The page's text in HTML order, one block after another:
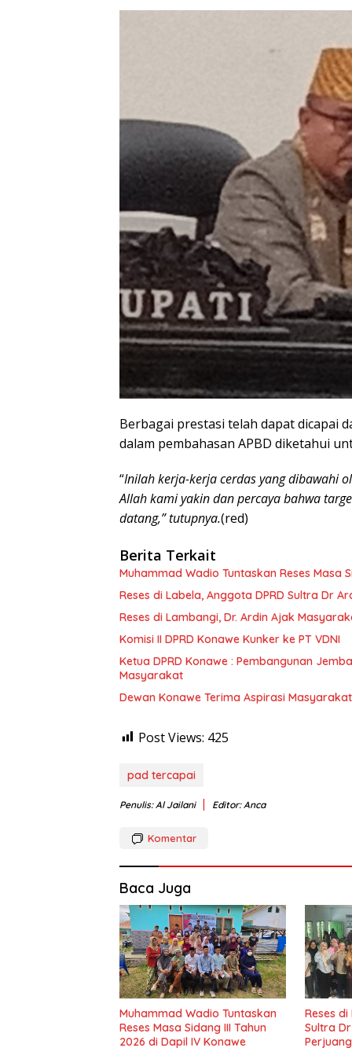
Berbagai prestasi telah dapat dicapai
dalam pembahasan APBD diketahui
“Inilah kerja-kerja cerdas yang dibawahi
Allah kami yakin dan percaya bahwa
datang,”tutupnya.(red)
Berita Terkait
Muhammad Wadio Tuntaskan Reses Masa
Reses di Labela, Anggota DPRD Sultra Dr
Reses di Lambangi, Dr. Ardin Ajak
Komisi II DPRD Konawe Kunker ke PT VDNI
Ketua DPRD Konawe : Pembangunan
Masyarakat
Dewan Konawe Terima Aspirasi
Post Views: 425
pad tercapai
Penulis: Al Jailani Editor: Anca
Komentar
Baca Juga
Muhammad Wadio Tuntaskan
Reses Masa Sidang III Tahun
2026 di Dapil IV Konawe
Reses
Sultra